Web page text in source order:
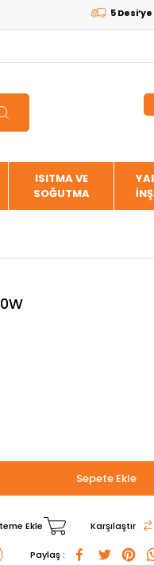
5 Desi’ye
ISITMA VE
SOĞUTMA
Ekle Karşılaştır
Paylaş :